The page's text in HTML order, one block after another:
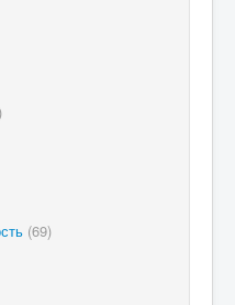
(69)